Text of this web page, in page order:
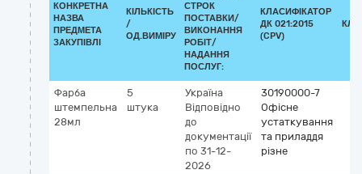
КОНКРЕТНА
НАЗВА
ПРЕДМЕТА
ЗАКУПІВЛІ
КІЛЬКІСТЬ
/
ОД.ВИМІРУ
СТРОК
ПОСТАВКИ/
ВИКОНАННЯ
РОБІТ/
НАДАННЯ
ПОСЛУГ:
КЛАСИФІКАТОР
ДК 021:2015
(CPV)
Фарба
штемпельна
28мл
5
штука
Україна
Відповідно
до
документації
по 31-12-
2026
30190000-7
Офісне
устаткування
та приладдя
різне